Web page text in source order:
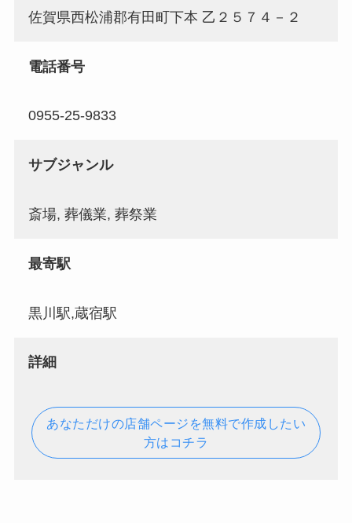
佐賀県西松浦郡有田町下本 乙２５７４－２
電話番号
0955-25-9833
サブジャンル
斎場, 葬儀業, 葬祭業
最寄駅
黒川駅,蔵宿駅
詳細
あなただけの店舗ページを無料で作成したい
方はコチラ